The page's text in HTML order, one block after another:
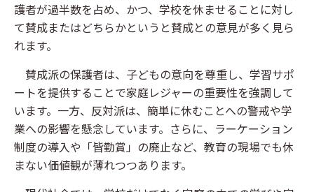
護者が過半数を占め、かつ、学校を休ませることに対し
て賛成またはどちらかというと賛成との意見が多く見ら
れます。
賛成派の保護者は、子どもの意向を尊重し、学習サポ
ートを提供することで家庭レジャーの重要性を強調して
います。一方、反対派は、簡単に休むことへの警戒や学
業への影響を懸念しています。さらに、ラーケーション
制度の導入や「皆勤賞」の廃止など、教育の現場でも休
まない価値観が薄れつつあります。